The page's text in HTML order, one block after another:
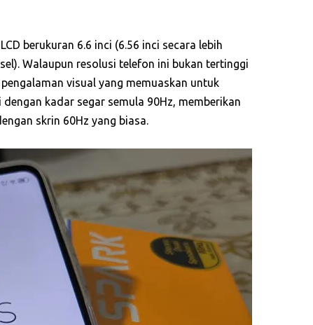
berukuran 6.6 inci (6.56 inci secara lebih
Walaupun resolusi telefon ini bukan tertinggi
visual yang memuaskan untuk
kadar segar semula 90Hz, memberikan
skrin 60Hz yang biasa.